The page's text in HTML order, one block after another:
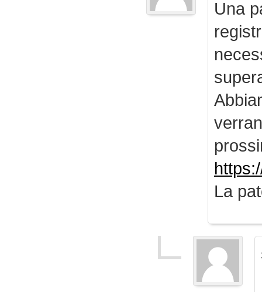
Una
La